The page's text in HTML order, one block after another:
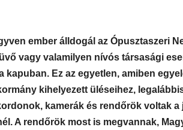
ember álldogál az Ópusztaszeri
vagy valamilyen nívós társasági
Ez az egyetlen, amiben
kihelyezett üléseihez,
kamerák és rendőrök voltak a
A rendőrök most is megvannak,